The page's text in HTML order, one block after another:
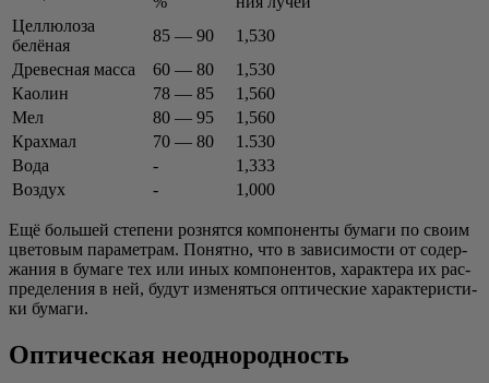
Цел­лю­ло­за
белёная
85 — 90
1,530
Дре­вес­ная масса
60 — 80
1,530
Као­лин
78 — 85
1,560
Мел
80 — 95
1,560
Крах­мал
70 — 80
1.530
Вода
-
1,333
Воз­дух
- 1,000
Ещё боль­шей сте­пе­ни роз­нят­ся ком­по­нен­ты бума­ги по сво­им
цве­то­вым пара­мет­рам. Понят­но, что в зави­си­мо­сти от содер­
жа­ния в бума­ге тех или иных ком­по­нен­тов, харак­те­ра их рас­
пре­де­ле­ния в ней, будут изме­нять­ся опти­че­ские харак­те­ри­сти­
ки бумаги.
Оптическая неоднородность